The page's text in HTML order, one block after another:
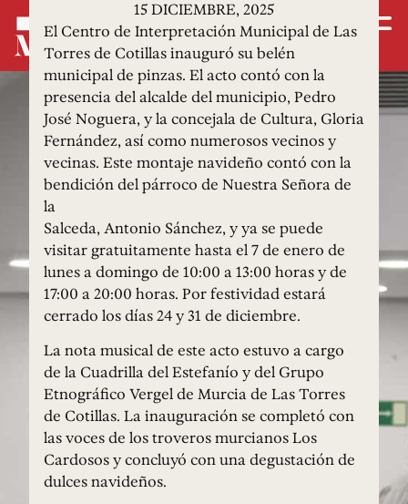
15 DICIEMBRE, 2025
El Centro de Interpretación Municipal de Las
Torres de Cotillas inauguró su belén
municipal de pinzas. El acto contó con la
presencia del alcalde del municipio, Pedro
José Noguera, y la concejala de Cultura, Gloria
Fernández, así como numerosos vecinos y
vecinas. Este montaje navideño contó con la
bendición del párroco de Nuestra Señora de
la
Salceda, Antonio Sánchez, y ya se puede
visitar gratuitamente hasta el 7 de enero de
lunes a domingo de 10:00 a 13:00 horas y de
17:00 a 20:00 horas. Por festividad estará
cerrado los días 24 y 31 de diciembre.
La nota musical de este acto estuvo a cargo
de la Cuadrilla del Estefanío y del Grupo
Etnográfico Vergel de Murcia de Las Torres
de Cotillas. La inauguración se completó con
las voces de los troveros murcianos Los
Cardosos y concluyó con una degustación de
dulces navideños.